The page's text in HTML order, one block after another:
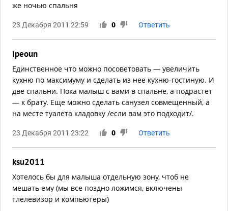
же ночью спальня
23 Декабря 2011 22:59 0 Ответить
ipeoun
Единственное что можно посоветовать — увеличить
кухню по максимуму и сделать из нее кухню-гостиную. И
две спальни. Пока малыш с вами в спальне, а подрастет
— к брату. Еще можно сделать санузел совмещенный, а
на месте туалета кладовку /если вам это подходит/.
23 Декабря 2011 23:22 0 Ответить
ksu2011
Хотелось бы для малыша отдельную зону, чтоб не
мешать ему (мы все поздно ложимся, включены
тлелевизор и компьютеры)